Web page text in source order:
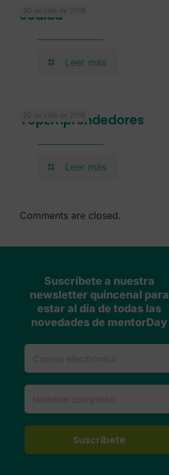
20 de julio de 2018
eSalud
Leer más
20 de julio de 2018
TopEmprendedores
Leer más
Comments are closed.
Suscríbete a nuestra
newsletter quincenal para
estar al día de todas las
novedades de mentorDay